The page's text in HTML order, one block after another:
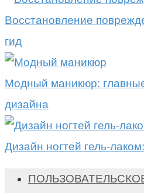
Восстановление
гид
Модный маникюр:
дизайна
Дизайн ногтей гель-